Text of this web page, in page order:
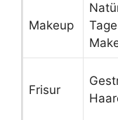
Makeup
Frisur